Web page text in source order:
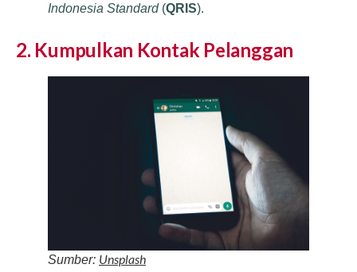
Indonesia Standard(QRIS).
2. Kumpulkan Kontak Pelanggan
Sumber: Unsplash